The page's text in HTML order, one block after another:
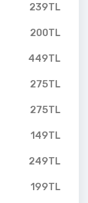
239TL
200TL
449TL
275TL
275TL
149TL
249TL
199TL